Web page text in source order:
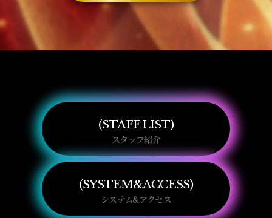
STAFF LIST
スタッフ紹介
SYSTEM&ACCESS
システム&アクセス